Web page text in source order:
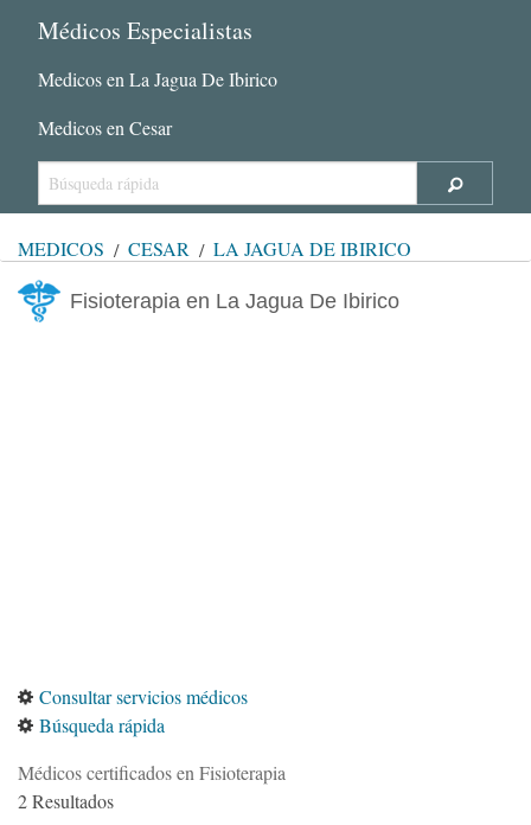
Médicos Especialistas
Medicos en La Jagua De Ibirico
Medicos en Cesar
MÉDICOS CESAR LA JAGUA DE IBIRICO
Fisioterapia en La Jagua De Ibirico
Consultar servicios médicos
Búsqueda rápida
Médicos certificados en Fisioterapia
2 Resultados